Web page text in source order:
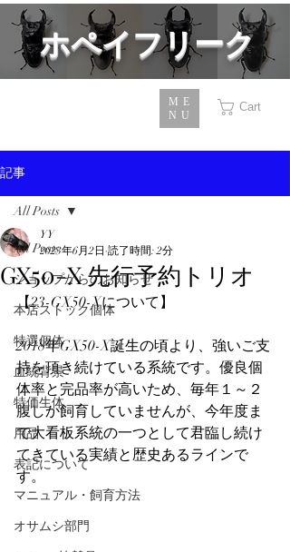
​ホペイフリーク
ME
NU
Cart
記事
All Posts
ショップからのお知らせ
本店ストック個体
特選個体
血統背景
特価生体
用品
表記について
マニュアル・飼育方法
オサムシ部門
All Posts
GX50-X 先行予約トリオ
YY
2023年6月2日 読了時間: 2分
【23-GX50-Xについて】
2018年GX50-X誕生の頃より、強いご支
持を頂き続けている系統です。優良個
体率と完品率が高いため、毎年１～２
腹しか飼育していませんが、今年度ま
で大看板系統の一つとして君臨し続け
てきている実績と歴史あるラインで
す。